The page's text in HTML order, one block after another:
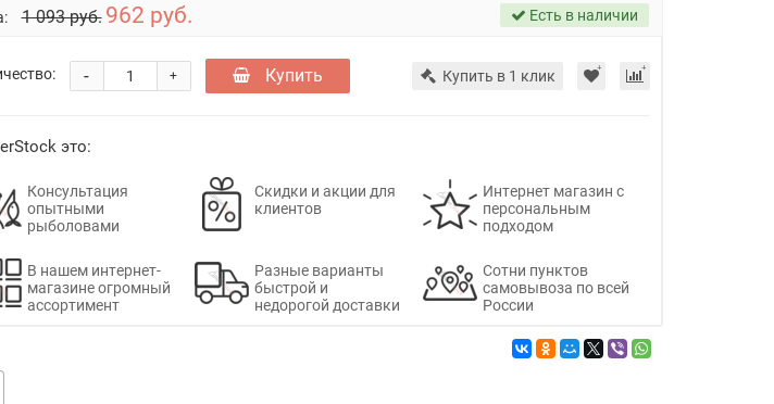
1 093 руб. 962 руб. Есть в наличии
+
- Купить Купить в 1 клик
это:
Консультация
опытными
рыболовами
Скидки и акции для
клиентов
Интернет магазин с
персональным
подходом
В нашем интернет-
магазине огромный
ассортимент
Разные варианты
быстрой и
недорогой доставки
Сотни пунктов
самовывоза по всей
России